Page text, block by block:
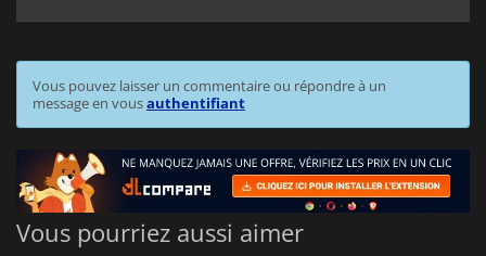
Vous pouvez laisser un commentaire ou répondre à un
message en vousauthentifiant
Vous pourriez aussi aimer